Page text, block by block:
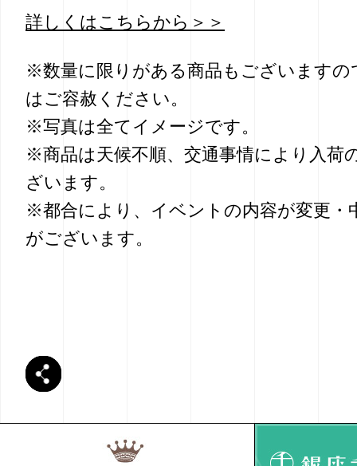
詳しくはこちらから＞＞
※数量に限りがある商品もございますの
はご容赦ください。
※写真は全てイメージです。
※商品は天候不順、交通事情により入荷
ざいます。
※都合により、イベントの内容が変更・
がございます。